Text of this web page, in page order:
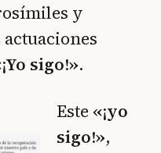
y
actuaciones
sigo!».
Este «¡yo
sigo!»,